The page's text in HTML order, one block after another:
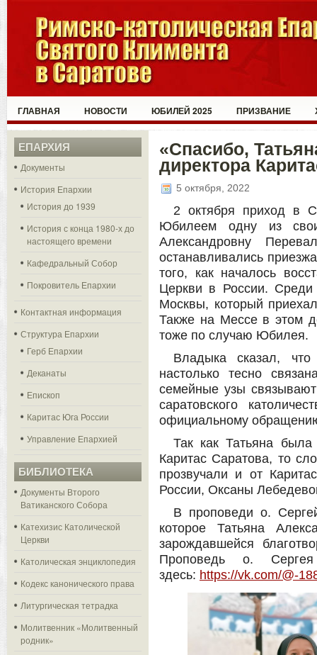
ГЛАВНАЯ НОВОСТИ ЮБИЛЕЙ 2025 ПРИЗВАНИЕ
ЕПАРХИЯ
Документы
История Епархии
История до 1939
История с конца 1980-х до
настоящего времени
Кафедральный Собор
Покровитель Епархии
Контактная информация
Структура Епархии
Герб Епархии
Деканаты
Епископ
Каритас Юга России
Управление Епархией
БИБЛИОТЕКА
Документы Второго
Ватиканского Собора
Катехизис Католической
Церкви
Католическая энциклопедия
Кодекс канонического права
Литургическая тетрадка
Молитвенник «Молитвенный
родник»
«Спасибо,
директора
5 октября, 2022
2 октября приход в
Юбилеем одну из
Александровну
останавливались
того, как началось
Церкви в России.
Москвы, который
Также на Мессе в этом
тоже по случаю Юбилея.
Владыка сказал,
настолько тесно
семейные узы
саратовского
официальному
Так как Татьяна
Каритас Саратова, то
прозвучали и от
России, Оксаны
В проповеди о.
которое Татьяна
зарождавшейся
Проповедь о.
здесь: https://vk.com/@-